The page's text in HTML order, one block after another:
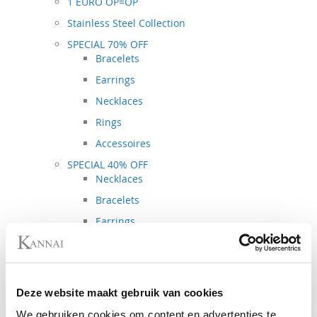
Deze website maakt gebruik van cookies
We gebruiken cookies om content en advertenties te
Stainless Steel Collection
SPECIAL 70% OFF
Bracelets
Earrings
Necklaces
Rings
Accessoires
SPECIAL 40% OFF
Necklaces
Bracelets
Earrings
Spring - Summer Collection